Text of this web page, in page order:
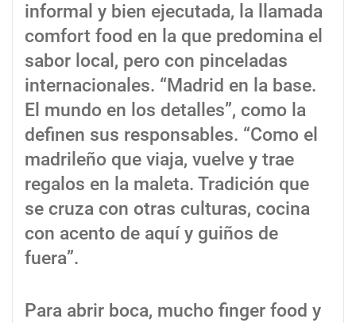
informal y bien ejecutada, la llamada
comfort food en la que predomina el
sabor local, pero con pinceladas
internacionales. “Madrid en la base.
El mundo en los detalles”, como la
definen sus responsables. “Como el
madrileño que viaja, vuelve y trae
regalos en la maleta. Tradición que
se cruza con otras culturas, cocina
con acento de aquí y guiños de
fuera”.
Para abrir boca, mucho finger food y